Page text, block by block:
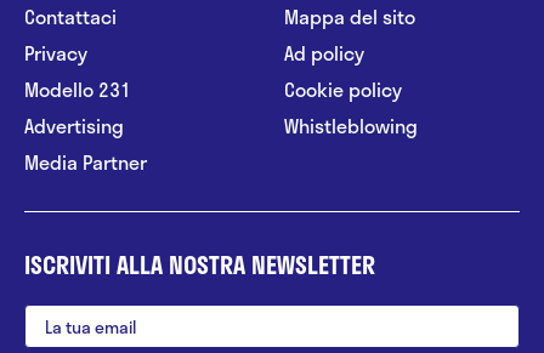
Contattaci
Privacy
Modello 231
Advertising
Media Partner
Mappa del sito
Ad policy
Cookie policy
Whistleblowing
ISCRIVITI ALLA NOSTRA NEWSLETTER